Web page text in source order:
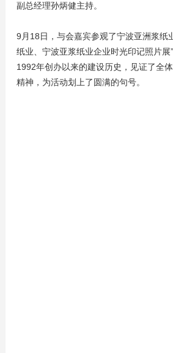
副总经理孙炳健主持。
9月18日，与会嘉宾参观了宁波亚洲浆纸
纸业、宁波亚浆纸业企业时光印记照片展
1992年创办以来的建设历史，见证了全
精神，为活动划上了圆满的句号。